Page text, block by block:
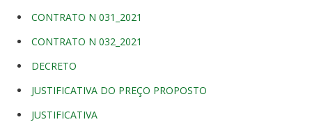
CONTRATO N 031_2021
CONTRATO N 032_2021
DECRETO
JUSTIFICATIVA DO PREÇO PROPOSTO
JUSTIFICATIVA